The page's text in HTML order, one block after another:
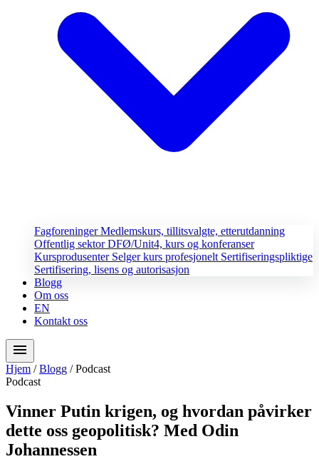
FagforeningerMedlemskurs, tillitsvalgte, etterutdanning
Offentlig sektorDFØ/Unit4, kurs og konferanser
Kursprodusenter Selger kurs profesjonelt Sertifiseringspliktige
Sertifisering, lisens og autorisasjon
Blogg
Om oss
EN
Kontakt oss
menu
Hjem / Blogg / Podcast
Podcast
Vinner Putin krigen, og hvordan påvirker
dette oss geopolitisk? Med Odin
Johannessen